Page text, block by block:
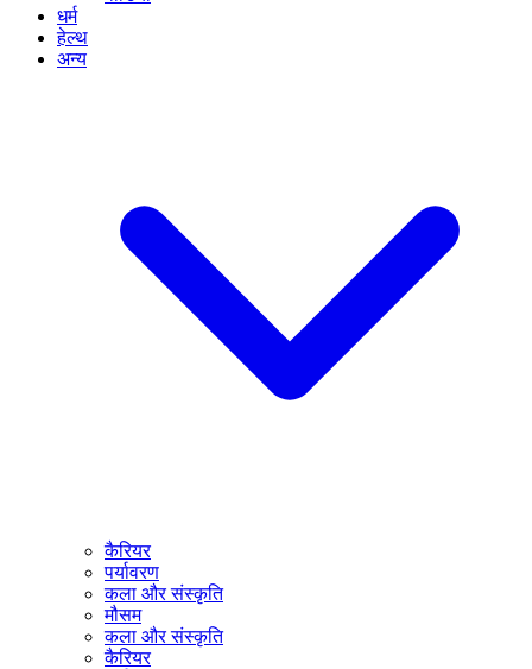
धर्म
हेल्थ
अन्य
कैरियर
पर्यावरण
कला और संस्कृति
मौसम
कला और संस्कृति
कैरियर